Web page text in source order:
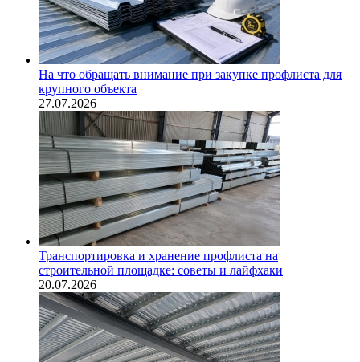
На что обращать внимание при закупке профлиста для
крупного объекта
27.07.2026
Транспортировка и хранение профлиста на
строительной площадке: советы и лайфхаки
20.07.2026